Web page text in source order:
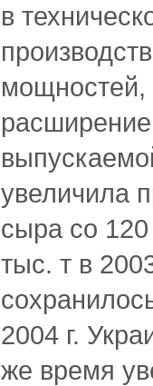
в
мощностей,
увеличила
сыра со 120
тыс. т в
2004 г.
же время